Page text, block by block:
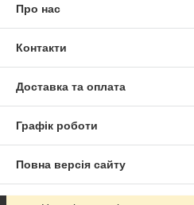
Про нас
Контакти
Доставка та оплата
Графік роботи
Повна версія сайту